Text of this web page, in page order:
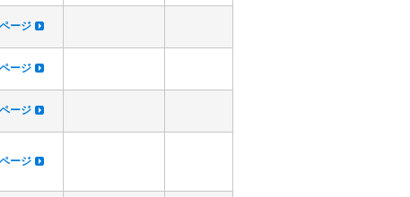
ージ
ージ
ージ
ージ